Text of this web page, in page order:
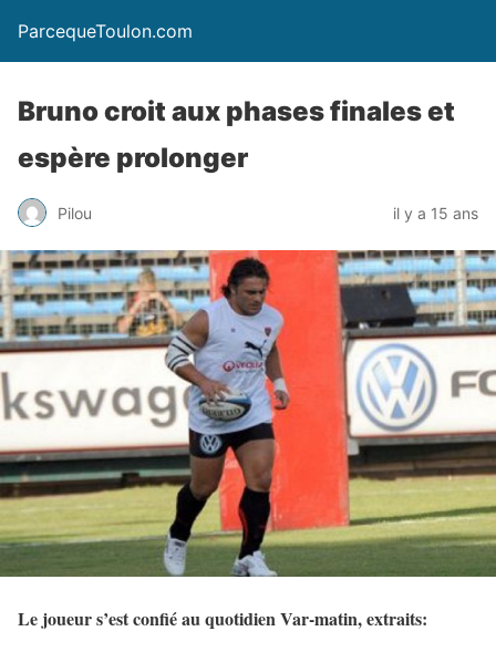
ParcequeToulon.com
Bruno croit aux phases finales et
espère prolonger
Pilou il y a 15 ans
Le joueur s’est confié au quotidien Var-matin, extraits: